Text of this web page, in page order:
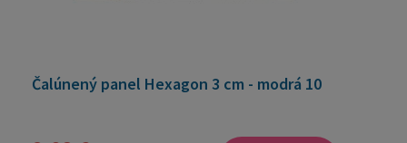
Čalúnený panel Hexagon 3 cm - modrá 10